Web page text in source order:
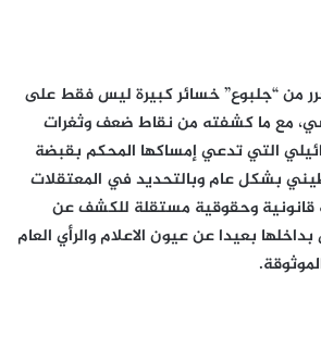
من “جلبوع” خسائر كبيرة ليس فقط على
مع ما كشفته من نقاط ضعف وثغرات
التي تدعي إمساكها المحكم بقبضة
بشكل عام وبالتحديد في المعتقلات
قانونية وحقوقية مستقلة للكشف عن
بعيدا عن عيون الاعلام والرأي العام